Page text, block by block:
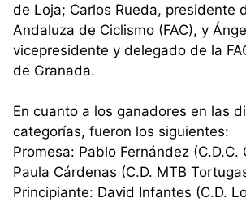
de Loja; Carlos Rueda, presidente
Andaluza de Ciclismo (FAC), y
vicepresidente y delegado de la
de Granada.
En cuanto a los ganadores en las
categorías, fueron los siguientes:
Promesa: Pablo Fernández (C.D.C.
Paula Cárdenas (C.D. MTB
Principiante: David Infantes (C.D.